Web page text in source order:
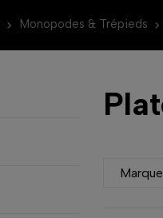
Monopodes & Trépieds
Marque